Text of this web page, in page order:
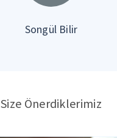
Songül Bilir
Size Önerdiklerimiz